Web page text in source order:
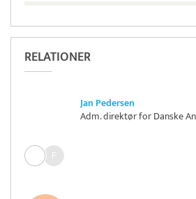
RELATIONER
Jan Pedersen
Adm. direktør for Danske